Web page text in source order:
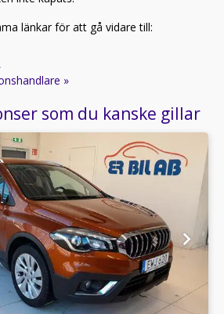
länkar för att gå vidare till:
»
som du kanske gillar